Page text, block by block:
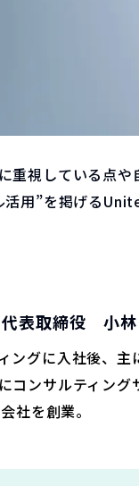
重視している点
用”を掲げる
表取締役 小林
ングに入社後、
コンサルティン
社を創業。